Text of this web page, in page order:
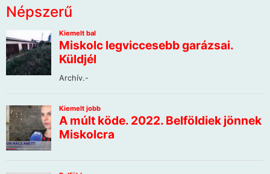
Népszerű